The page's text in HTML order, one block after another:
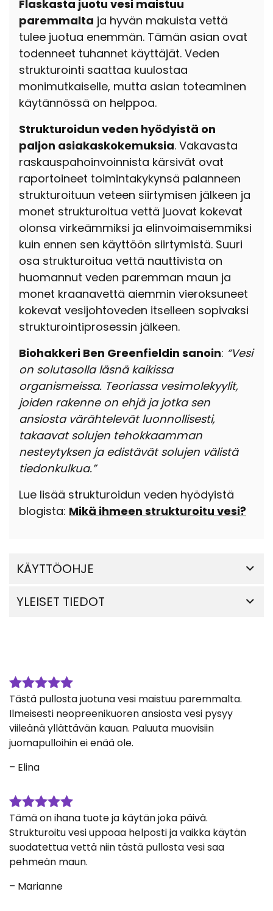
Flaskasta juotu vesi maistuu
paremmalta ja hyvän makuista vettä
tulee juotua enemmän. Tämän asian ovat
todenneet tuhannet käyttäjät. Veden
strukturointi saattaa kuulostaa
monimutkaiselle, mutta asian toteaminen
käytännössä on helppoa.
Strukturoidun veden hyödyistä on
paljon asiakaskokemuksia. Vakavasta
raskauspahoinvoinnista kärsivät ovat
raportoineet toimintakykynsä palanneen
strukturoituun veteen siirtymisen jälkeen ja
monet strukturoitua vettä juovat kokevat
olonsa virkeämmiksi ja elinvoimaisemmiksi
kuin ennen sen käyttöön siirtymistä. Suuri
osa strukturoitua vettä nauttivista on
huomannut veden paremman maun ja
monet kraanavettä aiemmin vieroksuneet
kokevat vesijohtoveden itselleen sopivaksi
strukturointiprosessin jälkeen.
Biohakkeri Ben Greenfieldin sanoin: “Vesi
on solutasolla läsnä kaikissa
organismeissa. Teoriassa vesimolekyylit,
joiden rakenne on ehjä ja jotka sen
ansiosta värähtelevät luonnollisesti,
takaavat solujen tehokkaamman
nesteytyksen ja edistävät solujen välistä
tiedonkulkua.”
Lue lisää strukturoidun veden hyödyistä
blogista: Mikä ihmeen strukturoitu vesi?
KÄYTTÖOHJE
YLEISET TIEDOT
Arvostelu
tuotteesta:
5/ 5
Tästä pullosta juotuna vesi maistuu paremmalta.
Ilmeisesti neopreenikuoren ansiosta vesi pysyy
viileänä yllättävän kauan. Paluuta muovisiin
juomapulloihin ei enää ole.
– Elina
Arvostelu
tuotteesta:
5/ 5
Tämä on ihana tuote ja käytän joka päivä.
Strukturoitu vesi uppoaa helposti ja vaikka käytän
suodatettua vettä niin tästä pullosta vesi saa
pehmeän maun.
– Marianne